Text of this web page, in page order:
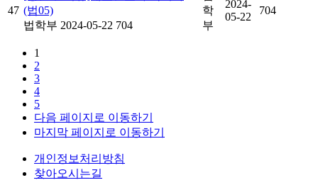
47 (법05)
법학부 2024-05-22 704
학
부
2024-
05-22
704
1
2
3
4
5
다음 페이지로 이동하기
마지막 페이지로 이동하기
개인정보처리방침
찾아오시는길